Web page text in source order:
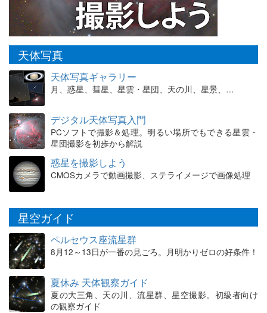
天体写真
天体写真ギャラリー
月、惑星、彗星、星雲・星団、天の川、星景、…
デジタル天体写真入門
PCソフトで撮影＆処理。明るい場所でもできる星雲・
星団撮影を初歩から解説
惑星を撮影しよう
CMOSカメラで動画撮影、ステライメージで画像処理
星空ガイド
ペルセウス座流星群
8月12～13日が一番の見ごろ。月明かりゼロの好条件！
夏休み 天体観察ガイド
夏の大三角、天の川、流星群、星空撮影。初級者向け
の観察ガイド